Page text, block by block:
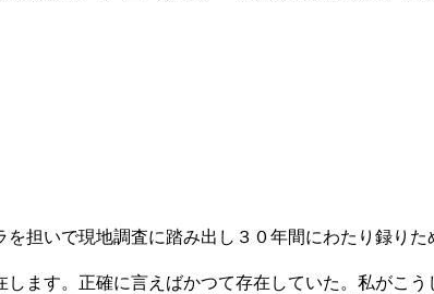
担いで現地調査に踏み出し３０年間にわたり録りた
ます。正確に言えばかつて存在していた。私がこ